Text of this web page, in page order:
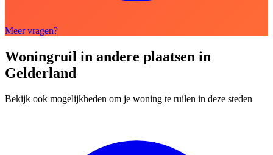
Meer vragen?
Woningruil in andere plaatsen in
Gelderland
Bekijk ook mogelijkheden om je woning te ruilen in deze steden